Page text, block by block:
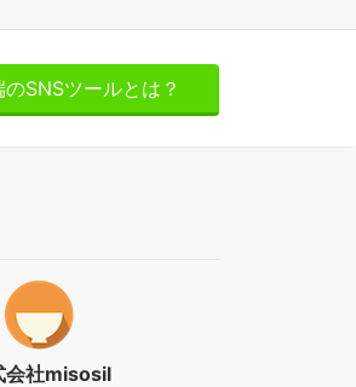
SNSツールとは？
会社misosil